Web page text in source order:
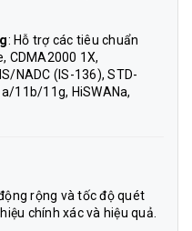
: Hỗ trợ các tiêu chuẩn
CDMA2000 1X,
NADC (IS-136), STD-
11b/11g, HiSWANa,
rộng và tốc độ quét
chính xác và hiệu quả.